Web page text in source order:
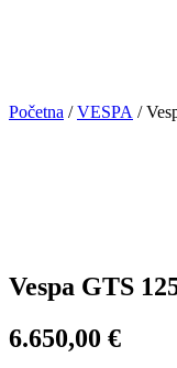
Početna /VESPA /
Vespa GTS
6.650,00 €